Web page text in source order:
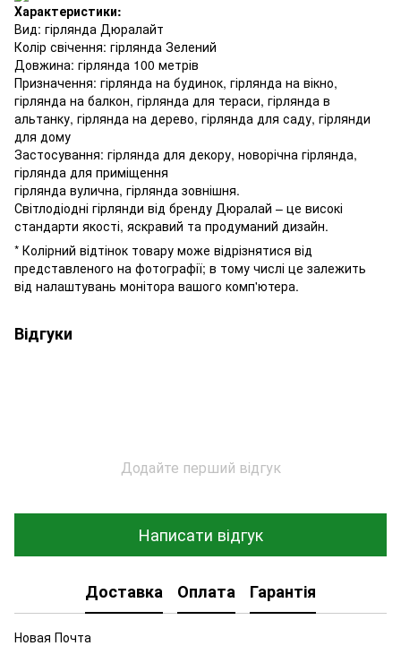
Характеристики:
Вид: гірлянда Дюралайт
Колір свічення: гірлянда Зелений
Довжина: гірлянда 100 метрів
Призначення: гірлянда на будинок, гірлянда на вікно,
гірлянда на балкон, гірлянда для тераси, гірлянда в
альтанку, гірлянда на дерево, гірлянда для саду, гірлянди
для дому
Застосування: гірлянда для декору, новорічна гірлянда,
гірлянда для приміщення
гірлянда вулична, гірлянда зовнішня.
Світлодіодні гірлянди від бренду Дюралай – це високі
стандарти якості, яскравий та продуманий дизайн.
* Колірний відтінок товару може відрізнятися від
представленого на фотографії; в тому числі це залежить
від налаштувань монітора вашого комп'ютера.
Відгуки
Додайте перший відгук
Написати відгук
Доставка Оплата Гарантія
Новая Почта